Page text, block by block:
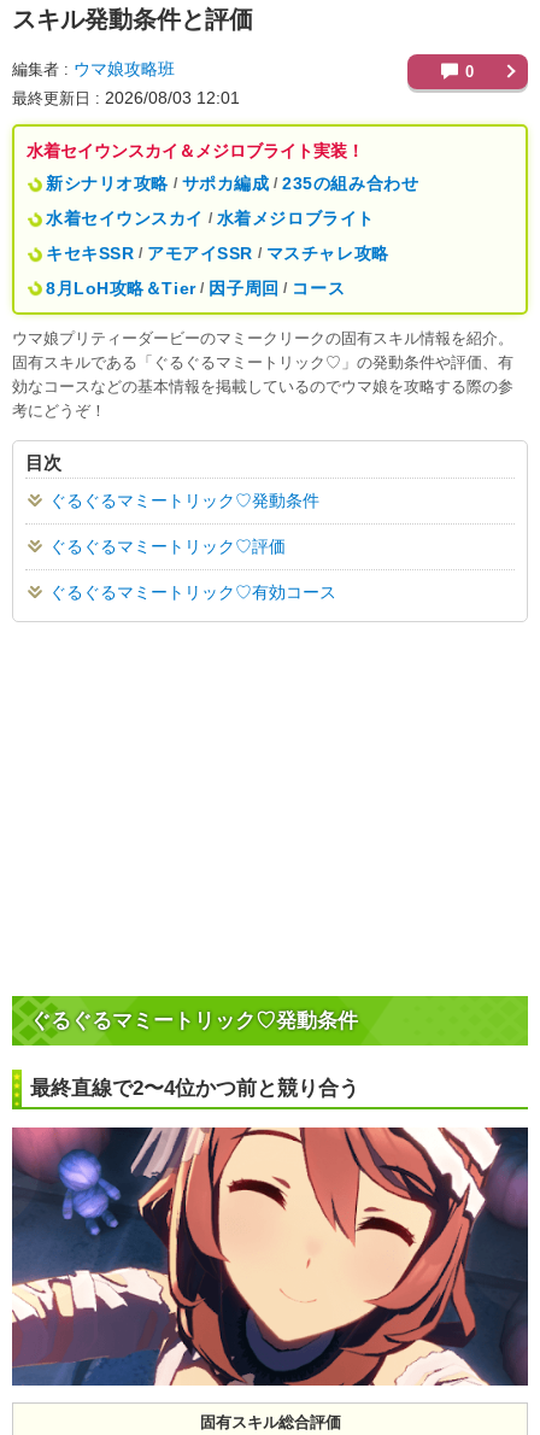
スキル発動条件と評価
編集者 ウマ娘攻略班
最終更新日 2026/08/03 12:01
0
水着セイウンスカイ＆メジロブライト実装！
新シナリオ攻略 / サポカ編成 / 235の組み合わせ
水着セイウンスカイ / 水着メジロブライト
キセキSSR / アモアイSSR / マスチャレ攻略
8月LoH攻略＆Tier / 因子周回 / コース
ウマ娘プリティーダービーのマミークリークの固有スキル情報を紹介。
固有スキルである「ぐるぐるマミートリック♡」の発動条件や評価、有
効なコースなどの基本情報を掲載しているのでウマ娘を攻略する際の参
考にどうぞ！
目次
ぐるぐるマミートリック♡発動条件
ぐるぐるマミートリック♡評価
ぐるぐるマミートリック♡有効コース
ぐるぐるマミートリック♡発動条件
最終直線で2〜4位かつ前と競り合う
固有スキル総合評価